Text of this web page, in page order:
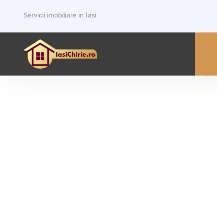
Servicii imobiliare in Iasi